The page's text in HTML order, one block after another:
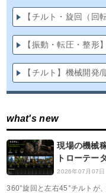
【チルト・旋回（回
【振動・転圧・整形
【チルト】機械開発/
what's new
現場の機械
トローテー
2026年07月07日
360°旋回と左右45°チルトが